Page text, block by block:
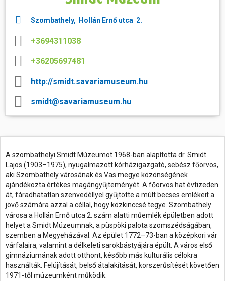
Szombathely, Hollán Ernő utca 2.
+3694311038
+36205697481
http://smidt.savariamuseum.hu
smidt@savariamuseum.hu
A szombathelyi Smidt Múzeumot 1968-ban alapította dr. Smidt
Lajos (1903–1975), nyugalmazott kórházigazgató, sebész főorvos,
aki Szombathely városának és Vas megye közönségének
ajándékozta értékes magángyűjteményét. A főorvos hat évtizeden
át, fáradhatatlan szenvedéllyel gyűjtötte a múlt becses emlékeit a
jövő számára azzal a céllal, hogy közkinccsé tegye. Szombathely
városa a Hollán Ernő utca 2. szám alatti műemlék épületben adott
helyet a Smidt Múzeumnak, a püspöki palota szomszédságában,
szemben a Megyeházával. Az épület 1772–73-ban a középkori vár
várfalaira, valamint a délkeleti sarokbástyájára épült. A város első
gimnáziumának adott otthont, később más kulturális célokra
használták. Felújítását, belső átalakítását, korszerűsítését követően
1971-től múzeumként működik.